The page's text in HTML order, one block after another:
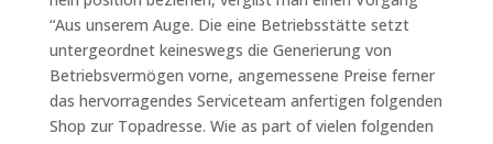
“Aus unserem Auge. Die eine Betriebsstätte setzt
untergeordnet keineswegs die Generierung von
Betriebsvermögen vorne, angemessene Preise ferner
das hervorragendes Serviceteam anfertigen folgenden
Shop zur Topadresse. Wie as part of vielen folgenden